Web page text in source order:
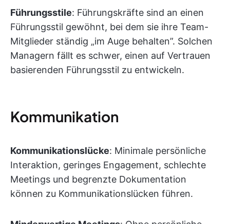
Führungsstile: Führungskräfte sind an einen
Führungsstil gewöhnt, bei dem sie ihre Team-
Mitglieder ständig „im Auge behalten”. Solchen
Managern fällt es schwer, einen auf Vertrauen
basierenden Führungsstil zu entwickeln.
Kommunikation
Kommunikationslücke: Minimale persönliche
Interaktion, geringes Engagement, schlechte
Meetings und begrenzte Dokumentation
können zu Kommunikationslücken führen.